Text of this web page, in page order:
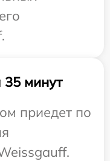
минут
приедет по